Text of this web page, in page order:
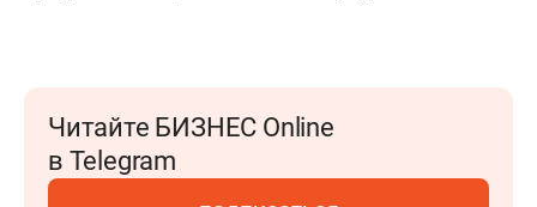
Читайте БИЗНЕС Online
в Telegram